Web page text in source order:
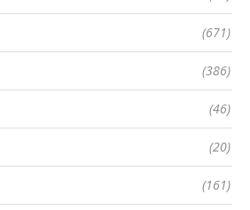
(671)
(386)
(46)
(20)
(161)